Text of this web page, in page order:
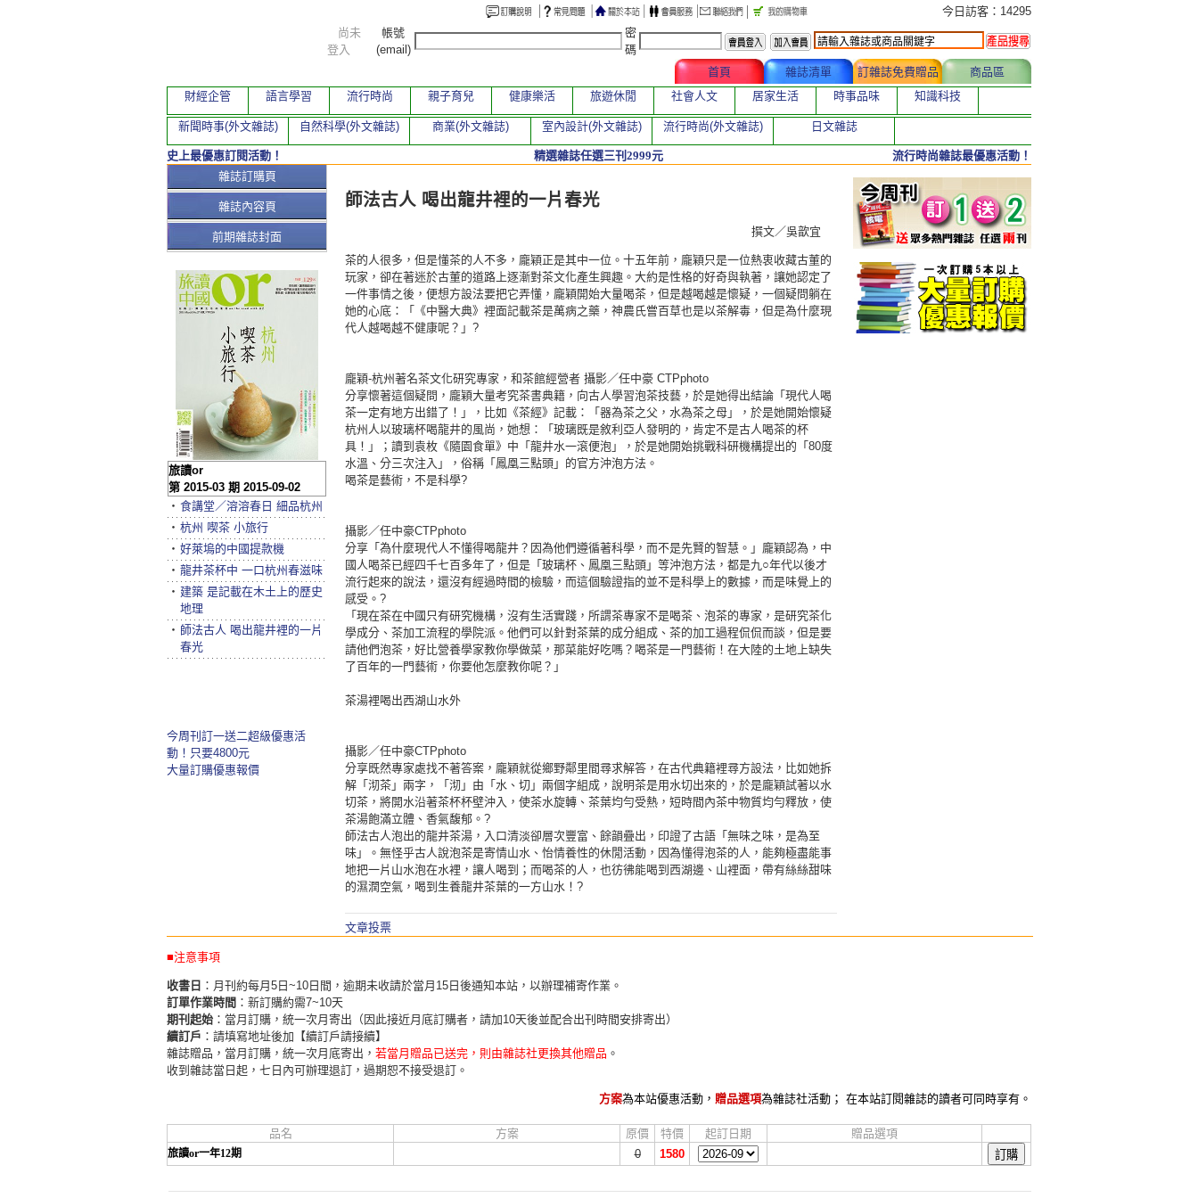
本期文章
師法古人 喝出龍井裡的一片春光
撰文／吳歆宜
茶的人很多，但是懂茶的人不多，龐穎正是其中一位。十五年前，龐穎只是一位熱衷收藏古董的
玩家，卻在著迷於古董的道路上逐漸對茶文化產生興趣。大約是性格的好奇與執著，讓她認定了
一件事情之後，便想方設法要把它弄懂，龐穎開始大量喝茶，但是越喝越是懷疑，一個疑問躺在
她的心底：「《中醫大典》裡面記載茶是萬病之藥，神農氏嘗百草也是以茶解毒，但是為什麼現
代人越喝越不健康呢？」?
龐穎-杭州著名茶文化研究專家，和茶館經營者 攝影／任中豪 CTPphoto
分享懷著這個疑問，龐穎大量考究茶書典籍，向古人學習泡茶技藝，於是她得出結論「現代人喝
茶一定有地方出錯了！」，比如《茶經》記載：「器為茶之父，水為茶之母」，於是她開始懷疑
杭州人以玻璃杯喝龍井的風尚，她想：「玻璃既是敘利亞人發明的，肯定不是古人喝茶的杯
具！」；讀到袁枚《隨園食單》中「龍井水一滾便泡」，於是她開始挑戰科研機構提出的「80度
水溫、分三次注入」，俗稱「鳳凰三點頭」的官方沖泡方法。
喝茶是藝術，不是科學?
攝影／任中豪CTPphoto
分享「為什麼現代人不懂得喝龍井？因為他們遵循著科學，而不是先賢的智慧。」龐穎認為，中
國人喝茶已經四千七百多年了，但是「玻璃杯、鳳凰三點頭」等沖泡方法，都是九○年代以後才
流行起來的說法，還沒有經過時間的檢驗，而這個驗證指的並不是科學上的數據，而是味覺上的
感受。?
「現在茶在中國只有研究機構，沒有生活實踐，所謂茶專家不是喝茶、泡茶的專家，是研究茶化
學成分、茶加工流程的學院派。他們可以針對茶葉的成分組成、茶的加工過程侃侃而談，但是要
請他們泡茶，好比營養學家教你學做菜，那菜能好吃嗎？喝茶是一門藝術！在大陸的土地上缺失
了百年的一門藝術，你要他怎麼教你呢？」
茶湯裡喝出西湖山水外
攝影／任中豪CTPphoto
分享既然專家處找不著答案，龐穎就從鄉野鄰里間尋求解答，在古代典籍裡尋方設法，比如她拆
解「沏茶」兩字，「沏」由「水、切」兩個字組成，說明茶是用水切出來的，於是龐穎試著以水
切茶，將開水沿著茶杯杯壁沖入，使茶水旋轉、茶葉均勻受熱，短時間內茶中物質均勻釋放，使
茶湯飽滿立體、香氣馥郁。?
師法古人泡出的龍井茶湯，入口清淡卻層次豐富、餘韻疊出，印證了古語「無味之味，是為至
味」。無怪乎古人說泡茶是寄情山水、怡情養性的休閒活動，因為懂得泡茶的人，能夠極盡能事
地把一片山水泡在水裡，讓人喝到；而喝茶的人，也彷彿能喝到西湖邊、山裡面，帶有絲絲甜味
的濕潤空氣，喝到生養龍井茶葉的一方山水！?
文章投票
雜誌訂購頁
雜誌內容頁
前期雜誌封面
旅讀or
第 2015-03 期 2015-09-02
‧ 食講堂／溶溶春日 細品杭州
‧ 杭州 喫茶 小旅行
‧ 好萊塢的中國提款機
‧ 龍井茶杯中 一口杭州春滋味
‧ 建築 是記載在木土上的歷史
地理
‧ 師法古人 喝出龍井裡的一片
春光
今周刊訂一送二超級優惠活
動！只要4800元
大量訂購優惠報價
今日訪客：14295
尚未
登入
帳號
(email)
密
碼
首頁 雜誌清單 訂雜誌免費贈品
商品區
財經企管
語言學習 流行時尚 親子育兒 健康樂活 旅遊休閒 社會人文 居家生活 時事品味 知識科技
新聞時事(外文雜誌) 自然科學(外文雜誌) 商業(外文雜誌) 室內設計(外文雜誌) 流行時尚(外文雜誌) 日文雜誌
史上最優惠訂閱活動！ 精選雜誌任選三刊2999元 流行時尚雜誌最優惠活動！
■注意事項
收書日 ：月刊約每月5日~10日間，逾期未收請於當月15日後通知本站，以辦理補寄作業。
訂單作業時間 ：新訂購約需7~10天
期刊起始 ：當月訂購，統一次月寄出（因此接近月底訂購者，請加10天後並配合出刊時間安排寄出）
續訂戶 ：請填寫地址後加【續訂戶請接續】
雜誌贈品，當月訂購，統一次月底寄出， 若當月贈品已送完，則由雜誌社更換其他贈品 。
收到雜誌當日起，七日內可辦理退訂，過期恕不接受退訂。
方案為本站優惠活動， 贈品選項為雜誌社活動； 在本站訂閱雜誌的讀者可同時享有。
品名 方案 原價 特價 起訂日期 贈品選項
旅讀or一年12期 0 1580